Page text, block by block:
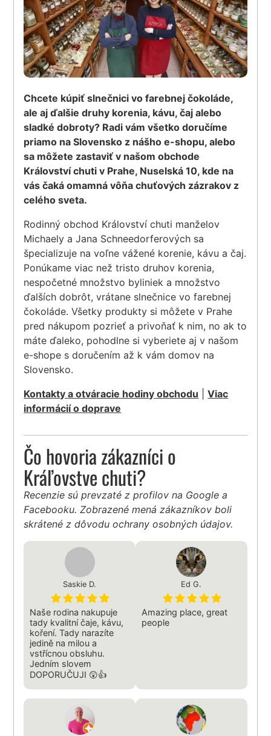
Chcete kúpiť slnečnici vo farebnej čokoláde,
ale aj ďalšie druhy korenia, kávu, čaj alebo
sladké dobroty? Radi vám všetko doručíme
priamo na Slovensko z nášho e-shopu, alebo
sa môžete zastaviť v našom obchode
Království chuti v Prahe, Nuselská 10, kde na
vás čaká omamná vôňa chuťových zázrakov z
celého sveta.
Rodinný obchod Království chuti manželov
Michaely a Jana Schneedorferových sa
špecializuje na voľne vážené korenie, kávu a čaj.
Ponúkame viac než tristo druhov korenia,
nespočetné množstvo byliniek a množstvo
ďalších dobrôt, vrátane slnečnice vo farebnej
čokoláde. Všetky produkty si môžete v Prahe
pred nákupom pozrieť a privoňať k nim, no ak to
máte ďaleko, pohodlne si vyberiete aj v našom
e-shope s doručením až k vám domov na
Slovensko.
Kontakty a otváracie hodiny obchodu |Viac
informácií o doprave
Čo hovoria zákazníci o
Kráľovstve chuti?
Recenzie sú prevzaté z profilov na Google a
Facebooku. Zobrazené mená zákazníkov boli
skrátené z dôvodu ochrany osobných údajov.
Saskie D.
Naše rodina nakupuje
tady kvalitní čaje, kávu,
koření. Tady narazíte
jedině na milou a
vstřícnou obsluhu.
Jedním slovem
DOPORUČUJI 😲👍
Ed G.
Amazing place, great
people